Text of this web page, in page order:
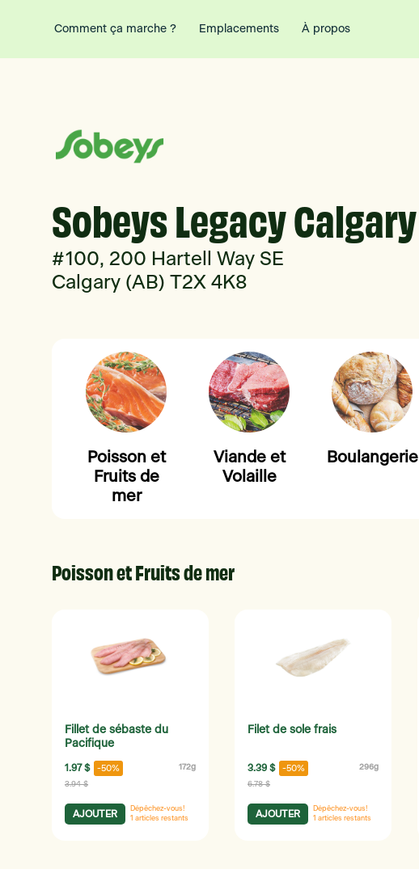
Comment ça marche ? Emplacements À propos
Sobeys Legacy Calgary
#100, 200 Hartell Way SE
Calgary (AB) T2X 4K8
Poisson et
Fruits de
mer
Viande et
Volaille
Boulangerie
Poisson et Fruits de mer
Fillet de sébaste du
Pacifique
1.97 $ -50% 172g
3.94 $
AJOUTER
Dépêchez-vous!
1 articles restants
Filet de sole frais
3.39 $ -50% 296g
6.78 $
AJOUTER
Dépêchez-vous!
1 articles restants